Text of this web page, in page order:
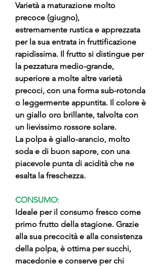
Varietà a maturazione molto
precoce (giugno),
estremamente rustica e apprezzata
per la sua entrata in fruttificazione
rapidissima. Il frutto si distingue per
la pezzatura medio-grande,
superiore a molte altre varietà
precoci, con una forma sub-rotonda
o leggermente appuntita. Il colore è
un giallo oro brillante, talvolta con
un lievissimo rossore solare.
La polpa è giallo-arancio, molto
soda e di buon sapore, con una
piacevole punta di acidità che ne
esalta la freschezza.
CONSUMO:
Ideale per il consumo fresco come
primo frutto della stagione. Grazie
alla sua precocità e alla consistenza
della polpa, è ottima per succhi,
macedonie e conserve per chi